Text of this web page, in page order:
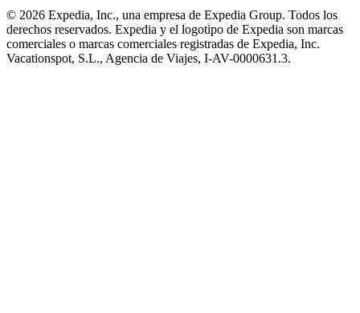
© 2026 Expedia, Inc., una empresa de Expedia Group. Todos los
derechos reservados. Expedia y el logotipo de Expedia son marcas
comerciales o marcas comerciales registradas de Expedia, Inc.
Vacationspot, S.L., Agencia de Viajes, I-AV-0000631.3.